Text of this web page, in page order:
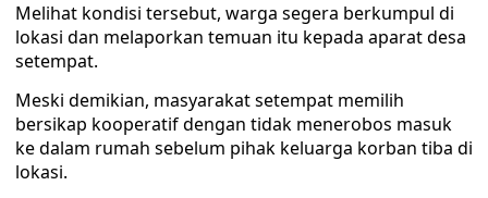
Melihat kondisi tersebut, warga segera berkumpul di
lokasi dan melaporkan temuan itu kepada aparat desa
setempat.
Meski demikian, masyarakat setempat memilih
bersikap kooperatif dengan tidak menerobos masuk
ke dalam rumah sebelum pihak keluarga korban tiba di
lokasi.